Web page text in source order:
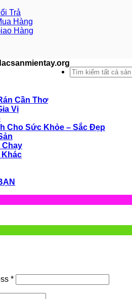
Trả
Hàng
Hàng
Search
for:
Cần Thơ
Vị
Cho Sức Khỏe – Sắc Đẹp
Chạy
Khác
*